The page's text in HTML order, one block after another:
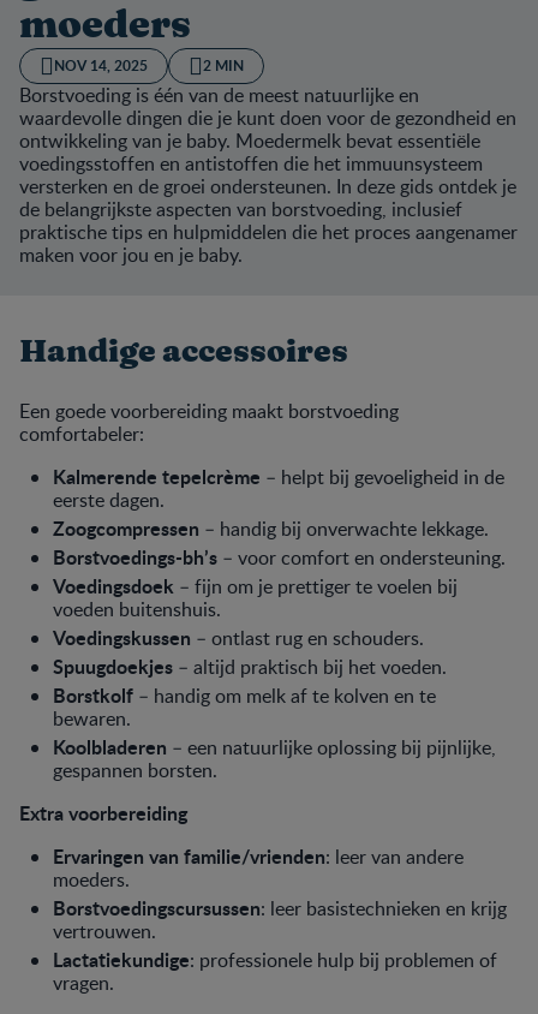
moeders
NOV 14, 2025 2 MIN
Borstvoeding is één van de meest natuurlijke en
waardevolle dingen die je kunt doen voor de gezondheid en
ontwikkeling van je baby. Moedermelk bevat essentiële
voedingsstoffen en antistoffen die het immuunsysteem
versterken en de groei ondersteunen. In deze gids ontdek je
de belangrijkste aspecten van borstvoeding, inclusief
praktische tips en hulpmiddelen die het proces aangenamer
maken voor jou en je baby.
Handige accessoires
Een goede voorbereiding maakt borstvoeding
comfortabeler:
Kalmerende tepelcrème – helpt bij gevoeligheid in de
eerste dagen.
Zoogcompressen – handig bij onverwachte lekkage.
Borstvoedings-bh’s – voor comfort en ondersteuning.
Voedingsdoek – fijn om je prettiger te voelen bij
voeden buitenshuis.
Voedingskussen – ontlast rug en schouders.
Spuugdoekjes – altijd praktisch bij het voeden.
Borstkolf – handig om melk af te kolven en te
bewaren.
Koolbladeren – een natuurlijke oplossing bij pijnlijke,
gespannen borsten.
Extra voorbereiding
Ervaringen van familie/vrienden: leer van andere
moeders.
Borstvoedingscursussen: leer basistechnieken en krijg
vertrouwen.
Lactatiekundige: professionele hulp bij problemen of
vragen.